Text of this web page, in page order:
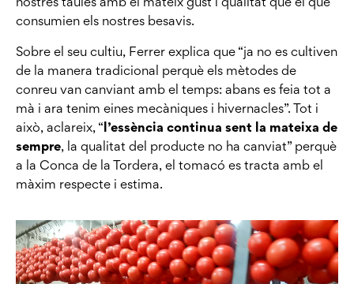
consumien els nostres besavis.
Sobre el seu cultiu, Ferrer explica que “ja no es cultiven
de la manera tradicional perquè els mètodes de
conreu van canviant amb el temps: abans es feia tot a
mà i ara tenim eines mecàniques i hivernacles”. Tot i
això, aclareix, “l’essència continua sent la mateixa de
sempre, la qualitat del producte no ha canviat” perquè
a la Conca de la Tordera, el tomacó es tracta amb el
màxim respecte i estima.